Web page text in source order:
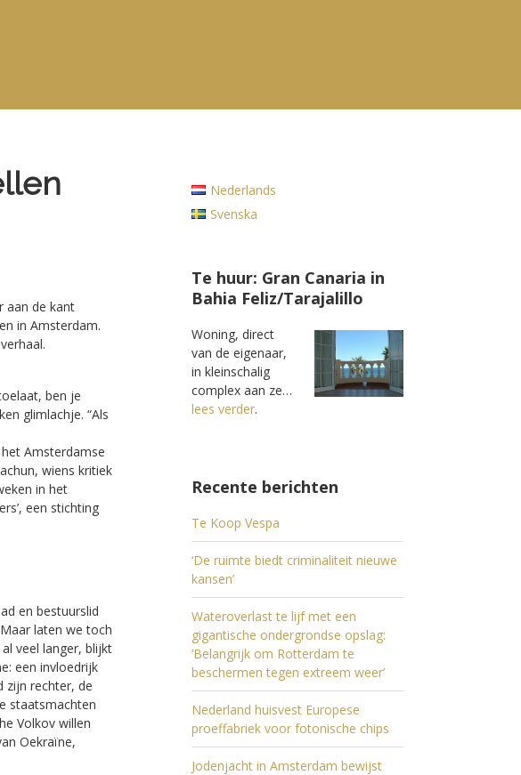
aan de kant
in Amsterdam.
ben je
glimlachje. “Als
Amsterdamse
wiens kritiek
in het
een stichting
en bestuurslid
laten we toch
veel langer, blijkt
een invloedrijk
zijn rechter, de
staatsmachten
Volkov willen
Oekraïne,
Nederlands
Svenska
Te huur: Gran Canaria in
Bahia Feliz/Tarajalillo
Woning, direct
van de eigenaar,
in kleinschalig
complex aan ze…
lees verder.
Recente berichten
Te Koop Vespa
‘De ruimte biedt criminaliteit nieuwe
kansen’
Wateroverlast te lijf met een
gigantische ondergrondse opslag:
‘Belangrijk om Rotterdam te
beschermen tegen extreem weer’
Nederland huisvest Europese
proeffabriek voor fotonische chips
Jodenjacht in Amsterdam bewijst